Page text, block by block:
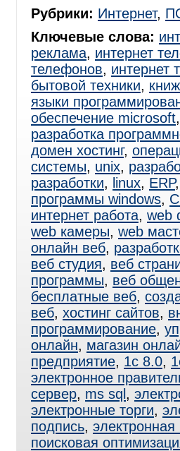
Рубрики: Интернет,
Ключевые слова:
реклама, интернет
телефонов, интернет
бытовой техники,
языки
обеспечение microsoft
разработка
домен хостинг,
системы, unix,
разработки, linux, ERP
программы windows,
интернет работа, web
web камеры, web
онлайн веб,
веб студия, веб
программы, веб
бесплатные веб,
веб, хостинг сайтов,
программирование,
онлайн, магазин
предприятие, 1с 8.0,
электронное
сервер, ms sql ,
электронные торги,
подпись, электронная
поисковая